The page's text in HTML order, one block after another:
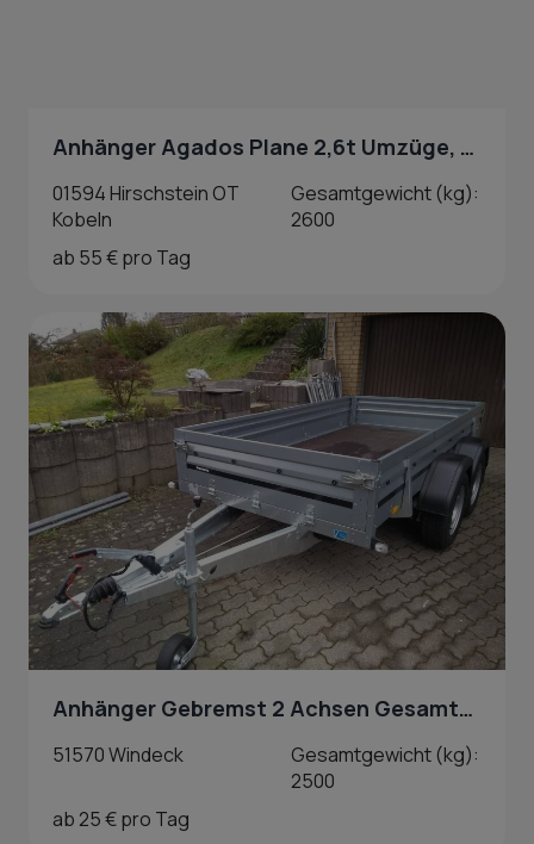
Anhänger Agados Plane 2,6t Umzüge, Baustoffe in Hirschstein OT Kobeln
01594 Hirschstein OT
Kobeln
Gesamtgewicht (kg):
2600
ab 55 € pro Tag
Anhänger Gebremst 2 Achsen Gesamtgewicht 2500 kg in Windeck
51570 Windeck
Gesamtgewicht (kg):
2500
ab 25 € pro Tag